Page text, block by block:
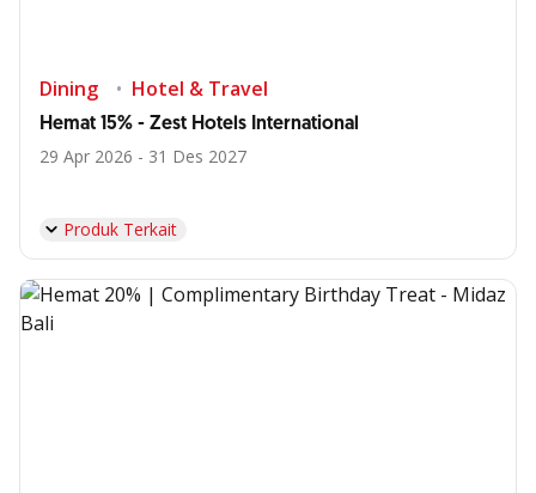
Dining Hotel & Travel
Hemat 15% - Zest Hotels International
29 Apr 2026 - 31 Des 2027
Produk Terkait